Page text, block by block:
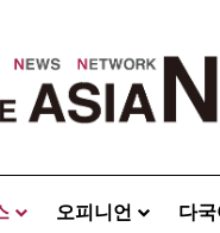
오피니언 다